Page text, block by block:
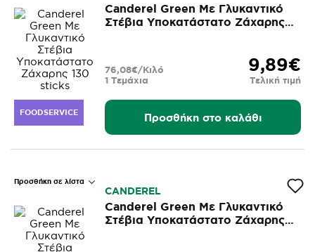
FOODSERVICE
Canderel Green Με Γλυκαντικό
Στέβια Υποκατάστατο Ζάχαρης
9,89€
Τελική τιμή
1 Τεμάχια
76,08€/Κιλό
Προσθήκη στο καλάθι
Προσθήκη σε λίστα
CANDEREL
Canderel Green Με Γλυκαντικό
Στέβια Υποκατάστατο Ζάχαρης